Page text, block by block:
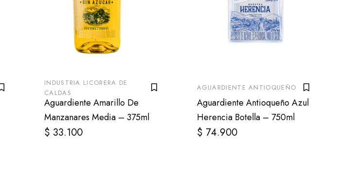
INDUSTRIA LICORERA DE
CALDAS
Aguardiente Amarillo De
Manzanares Media – 375ml
$ 33.100
AGUARDIENTE ANTIOQUEÑO
Aguardiente Antioqueño Azul
Herencia Botella – 750ml
$ 74.900